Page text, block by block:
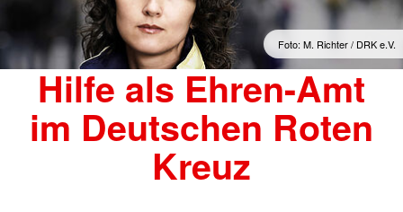
Foto: M. Richter / DRK e.V.
Hilfe als Ehren-Amt
im Deutschen Roten
Kreuz